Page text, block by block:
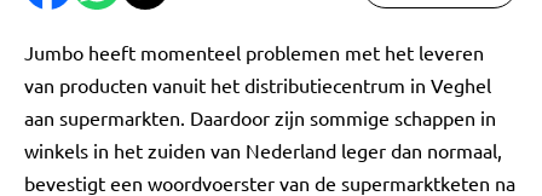
Jumbo heeft momenteel problemen met het leveren
van producten vanuit het distributiecentrum in Veghel
aan supermarkten. Daardoor zijn sommige schappen in
winkels in het zuiden van Nederland leger dan normaal,
bevestigt een woordvoerster van de supermarktketen na